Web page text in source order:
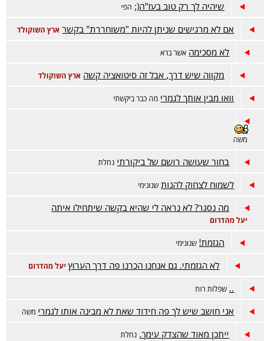
שיהיה לך רק טוב בעז"ה(: הפי
אם לא מרגישים שניתן להיות "משוחררת" בקשר ארץ השוקולד
לא מסכימה אשר ברא
מקווה שיש דרך, אבל זה סיטואציה קשה ארץ השוקולד
וואו מבין אותך לגמרי מה כבר ביקשתי
משה
בחור שעושה רושם של ביקורתי נחלת
לשמוח לצחוק להנות שנונימי
מה נסגר? לא נראה לי שהיא בקשה שיתחילו איתה
יעל מהדרום
הגזמת! שנונימי
לא הגזמתי. גם אנחנו הכרנו פה דרך הערוץ יעל מהדרום
.. שפלות רוח
אני חושב שיש לך פה חידוד שאת לא מבינה אותו לגמרי משה
ייתכן מאוד שהצדק עימך. נחלת